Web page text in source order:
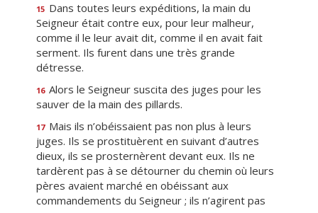
15 Dans toutes leurs expéditions, la main du
Seigneur était contre eux, pour leur malheur,
comme il le leur avait dit, comme il en avait fait
serment. Ils furent dans une très grande
détresse.
16 Alors le Seigneur suscita des juges pour les
sauver de la main des pillards.
17 Mais ils n’obéissaient pas non plus à leurs
juges. Ils se prostituèrent en suivant d’autres
dieux, ils se prosternèrent devant eux. Ils ne
tardèrent pas à se détourner du chemin où leurs
pères avaient marché en obéissant aux
commandements du Seigneur ; ils n’agirent pas